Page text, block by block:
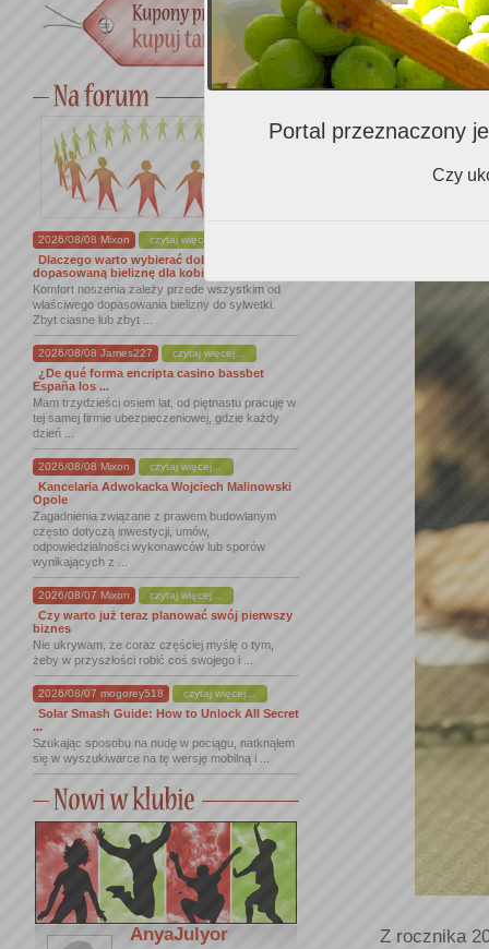
2026/08/08 Mixon czytaj więcej...
Dlaczego warto wybierać dobrze
dopasowaną bieliznę dla kobiet
Komfort noszenia zależy przede wszystkim od
właściwego dopasowania bielizny do sylwetki.
Zbyt ciasne lub zbyt ...
2026/08/08 James227 czytaj więcej...
¿De qué forma encripta casino bassbet
España los ...
Mam trzydzieści osiem lat, od piętnastu pracuję w
tej samej firmie ubezpieczeniowej, gdzie każdy
dzień ...
2026/08/08 Mixon czytaj więcej...
Kancelaria Adwokacka Wojciech Malinowski
Opole
Zagadnienia związane z prawem budowlanym
często dotyczą inwestycji, umów,
odpowiedzialności wykonawców lub sporów
wynikających z ...
2026/08/07 Mixon czytaj więcej...
Czy warto już teraz planować swój pierwszy
biznes
Nie ukrywam, że coraz częściej myślę o tym,
żeby w przyszłości robić coś swojego i ...
2026/08/07 mogorey518 czytaj więcej...
Solar Smash Guide: How to Unlock All Secret
...
Szukając sposobu na nudę w pociągu, natknąłem
się w wyszukiwarce na tę wersję mobilną i ...
AnyaJulyor
Pierwsze
2009
, bo o
każdym
Z rocznika
Portal przeznaczony
Czy